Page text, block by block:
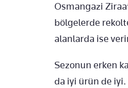
Osmangazi
bölgelerde
alanlarda ise
Sezonun erken
da iyi ürün de iyi.